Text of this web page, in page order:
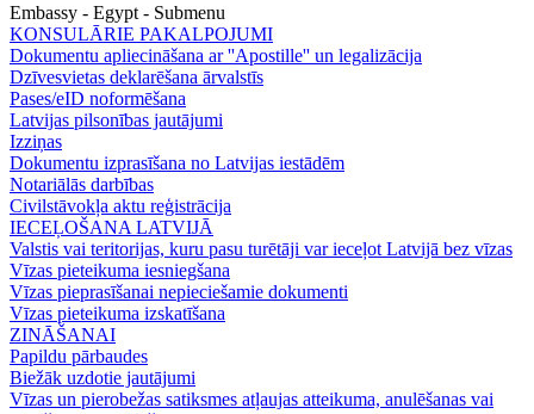
Embassy - Egypt - Submenu
KONSULĀRIE PAKALPOJUMI
Dokumentu apliecināšana ar ''Apostille'' un legalizācija
Dzīvesvietas deklarēšana ārvalstīs
Pases/eID noformēšana
Latvijas pilsonības jautājumi
Izziņas
Dokumentu izprasīšana no Latvijas iestādēm
Notariālās darbības
Civilstāvokļa aktu reģistrācija
IECEĻOŠANA LATVIJĀ
Valstis vai teritorijas, kuru pasu turētāji var ieceļot Latvijā bez vīzas
Vīzas pieteikuma iesniegšana
Vīzas pieprasīšanai nepieciešamie dokumenti
Vīzas pieteikuma izskatīšana
ZINĀŠANAI
Papildu pārbaudes
Biežāk uzdotie jautājumi
Vīzas un pierobežas satiksmes atļaujas atteikuma, anulēšanas vai